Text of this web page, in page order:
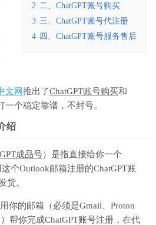
2 二、ChatGPT账号购买
3 三、ChatGPT账号代注册
4 四、ChatGPT账号服务售后
文网推出了ChatGPT账号购买和
一个稳定靠谱，不封号。
绍
成品号）是指直接给你一个
个Outlook邮箱注册的ChatGPT账
货。
你的邮箱（必须是Gmail、Proton
帮你完成ChatGPT账号注册，在代